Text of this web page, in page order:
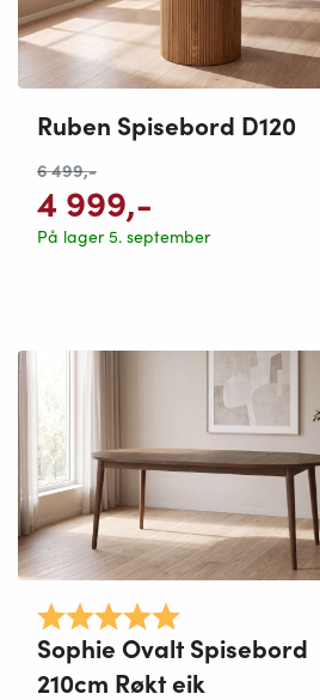
Ruben Spisebord D120
6 499,-
4 999,-
På lager 5. september
Karakter:
Sophie Ovalt Spisebord
210cm Røkt eik